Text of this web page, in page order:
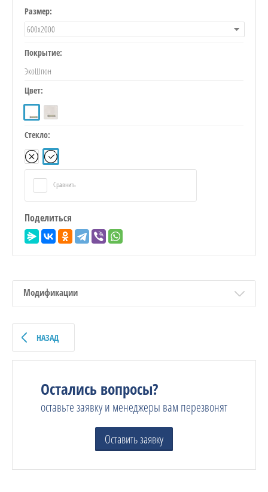
Размер:
600х2000
Покрытие:
ЭкоШпон
Цвет:
Стекло:
Сравнить
Поделиться
Модификации
НАЗАД
Остались вопросы?
оставьте заявку и менеджеры вам перезвонят
Оставить заявку